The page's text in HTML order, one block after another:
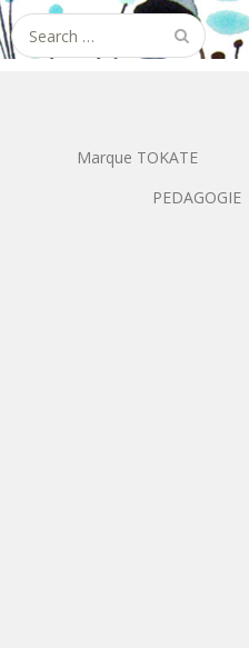
Search
for:
Marque TOKATE
PEDAGOGIE